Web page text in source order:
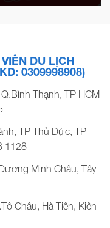
DU LỊCH
0309998908)
Thạnh, TP HCM
TP Thủ Đức, TP
1128
Minh Châu, Tây
Châu, Hà Tiên, Kiên